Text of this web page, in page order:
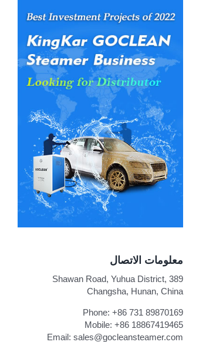
معلومات الاتصال
389 Shawan Road, Yuhua District,
Changsha, Hunan, China
Phone:+86 731 89870169
Mobile:+86 18867419465
Email:sales@gocleansteamer.com